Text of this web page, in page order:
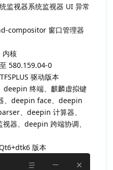
监视器系统监视器 UI 异常
compositor 窗口管理器
内核
580.159.04-0
驱动版本
终端、麒麟虚拟键
、deepin face、deepin
、deepin 计算器、
器、deepin 跨端协调、
版本